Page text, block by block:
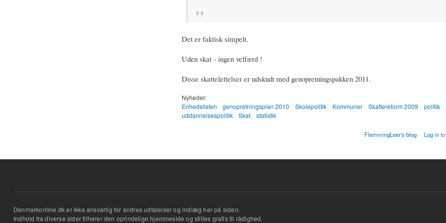
Det er faktisk simpelt.
Uden skat - ingen velfærd !
Disse skattelettelser er udskudt med genopretningspakken 2011.
Nyheder:
Enhedslisten
genopretningsplan 2010 Skolepolitik Kommuner Skattereform 2009
politik
uddannelsespolitik
Skat statistik
FlemmingLeer's blog Log into
Denmarkonline.dk er ikke ansvarlig for andres udtalelser og indlæg her på siden.
Indhold fra diverse sider tilhører den oprindelige hjemmeside og stilles gratis til rådighed.